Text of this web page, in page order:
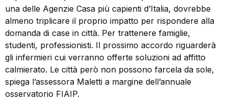
una delle Agenzie Casa più capienti d’Italia, dovrebbe
almeno triplicare il proprio impatto per rispondere alla
domanda di case in città. Per trattenere famiglie,
studenti, professionisti. Il prossimo accordo riguarderà
gli infermieri cui verranno offerte soluzioni ad affitto
calmierato. Le città però non possono farcela da sole,
spiega l’assessora Maletti a margine dell’annuale
osservatorio FIAIP.